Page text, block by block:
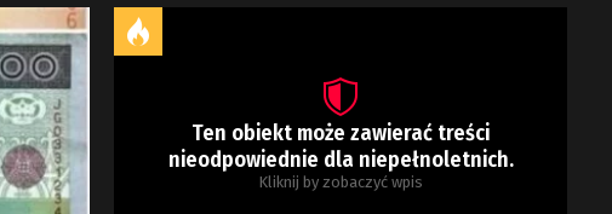
Ten obiekt może zawierać treści
nieodpowiednie dla niepełnoletnich.
Kliknij by zobaczyć wpis